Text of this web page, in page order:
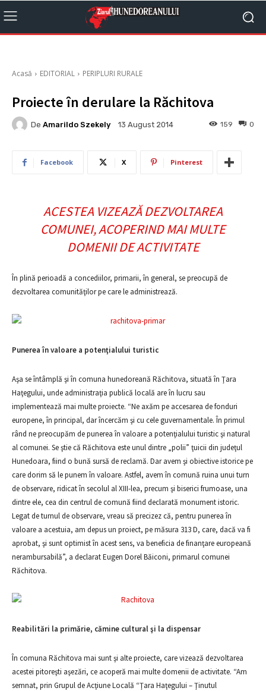
Acasă EDITORIAL PERIPLURI RURALE
Proiecte în derulare la Răchitova
De Amarildo Szekely 13 August 2014 0
159
Facebook X Pinterest
ACESTEA VIZEAZĂ DEZVOLTAREA
COMUNEI, ACOPERIND MAI MULTE
DOMENII DE ACTIVITATE
În plină perioadă a concediilor, primarii, în general, se preocupă de
dezvoltarea comunităţilor pe care le administrează.
Punerea în valoare a potenţialului turistic
Aşa se întâmplă şi în comuna hunedoreană Răchitova, situată în Ţara
Haţegului, unde administraţia publică locală are în lucru sau
implementează mai multe proiecte. “Ne axăm pe accesarea de fonduri
europene, în principal, dar încercăm şi cu cele guvernamentale. În primul
rând ne preocupăm de punerea în valoare a potenţialului turistic şi natural
al comunei. Se ştie că Răchitova este unul dintre „polii” ţuicii din judeţul
Hunedoara, fiind o bună sursă de reclamă. Dar avem şi obiective istorice pe
care dorim să le punem în valoare. Astfel, avem în comună ruina unui turn
de observare, ridicat în secolul al XIII-lea, precum şi biserici frumoase, una
dintre ele, cea din centrul de comună fiind declarată monument istoric.
Legat de turnul de observare, vreau să precizez că, pentru punerea în
valoare a acestuia, am depus un proiect, pe măsura 313 D, care, dacă va fi
aprobat, şi sunt optimist în acest sens, va beneficia de finanţare europeană
nerambursabilă”, a declarat Eugen Dorel Băiconi, primarul comunei
Răchitova.
Reabilitări la primărie, cămine cultural şi la dispensar
În comuna Răchitova mai sunt şi alte proiecte, care vizează dezvoltarea
acestei pitoreşti aşezări, ce acoperă mai multe domenii de activitate. “Am
semnat, prin Grupul de Acţiune Locală “Ţara Haţegului – Ţinutul